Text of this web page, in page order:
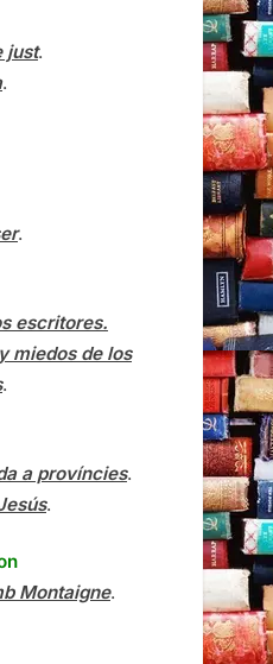
just.
.
.
escritores.
miedos de los
.
a províncies.
.
Montaigne.